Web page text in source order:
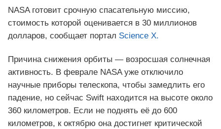
NASA готовит срочную спасательную миссию,
стоимость которой оценивается в 30 миллионов
долларов, сообщает портал Science X.
Причина снижения орбиты — возросшая солнечная
активность. В феврале NASA уже отключило
научные приборы телескопа, чтобы замедлить его
падение, но сейчас Swift находится на высоте около
360 километров. Если не поднять её до 600
километров, к октябрю она достигнет критической